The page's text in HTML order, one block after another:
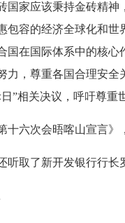
国家应该秉持金砖精
包容的经济全球化和
国在国际体系中的核
力，尊重各国合理安
”相关决议，呼吁尊
十六次会晤喀山宣言》
听取了新开发银行行